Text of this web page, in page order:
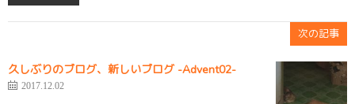
次の記事
久しぶりのブログ、新しいブログ -Advent02-
2017.12.02